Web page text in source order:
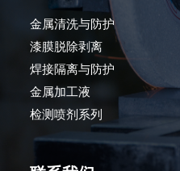
金属清洗与防护
漆膜脱除剥离
焊接隔离与防护
金属加工液
检测喷剂系列